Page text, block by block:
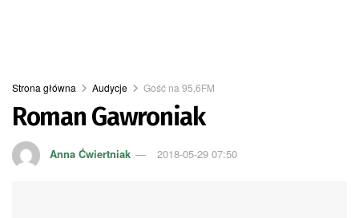
Strona główna Audycje Gość na 95,6FM
Roman Gawroniak
Anna Ćwiertniak 2018-05-29 07:50